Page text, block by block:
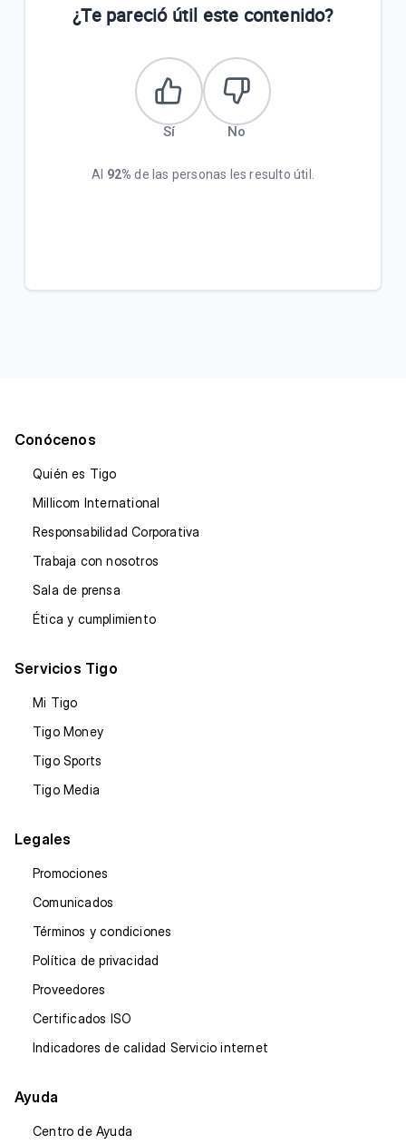
¿Te pareció útil este contenido?
Sí No
Al 92% de las personas les resulto útil.
Conócenos
Quién es Tigo
Millicom International
Responsabilidad Corporativa
Trabaja con nosotros
Sala de prensa
Ética y cumplimiento
Servicios Tigo
Mi Tigo
Tigo Money
Tigo Sports
Tigo Media
Legales
Promociones
Comunicados
Términos y condiciones
Política de privacidad
Proveedores
Certificados ISO
Indicadores de calidad Servicio internet
Ayuda
Centro de Ayuda